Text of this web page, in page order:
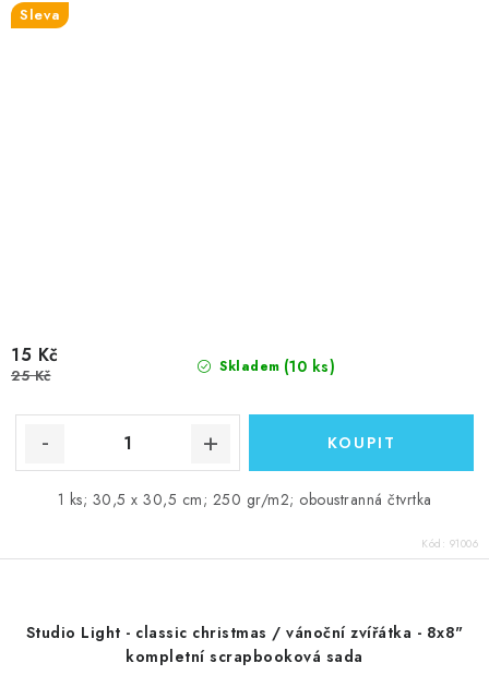
Sleva
Skladem (10 ks)
15 Kč
25 Kč
1 ks; 30,5 x 30,5 cm; 250 gr/m2; oboustranná čtvrtka
Kód: 91006
Studio Light - classic christmas / vánoční zvířátka - 8x8"
kompletní scrapbooková sada